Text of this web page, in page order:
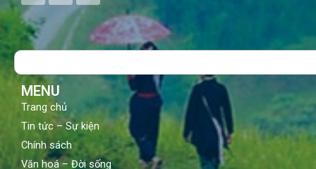
c
e
b
o
u
t
u
b
s
a
g
Search
MENU
Trang chủ
Tin tức – Sự kiện
Chính sách
Văn hoá – Đời sống